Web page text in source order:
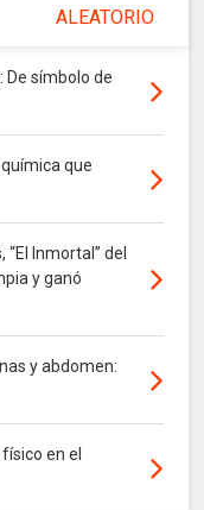
ALEATORIO
De símbolo de
que
Inmortal” del
y ganó
y abdomen:
en el